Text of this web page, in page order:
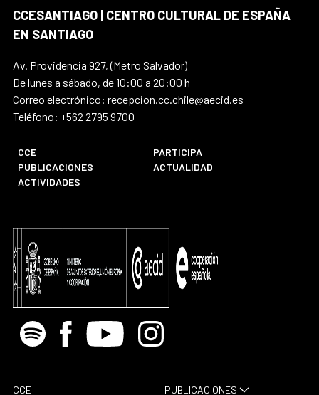
CCESANTIAGO | CENTRO CULTURAL DE ESPAÑA
EN SANTIAGO
Av. Providencia 927, (Metro Salvador)
De lunes a sábado, de 10:00 a 20:00 h
Correo electrónico: recepcion.cc.chile@aecid.es
Teléfono: +562 2795 9700
CCE
PARTICIPA
PUBLICACIONES
ACTUALIDAD
ACTIVIDADES
Spotify Facebook
Youtube Instagram
CCE
PUBLICACIONES